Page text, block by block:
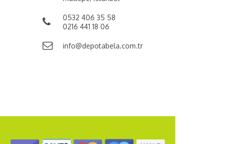
0532 406 35 58
0216 441 18 06
info@depotabela.com.tr